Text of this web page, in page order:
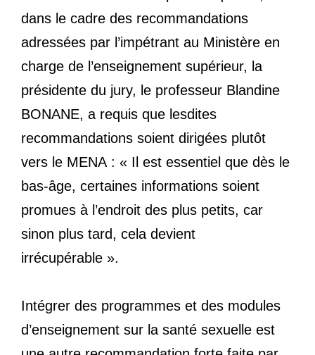
dans le cadre des recommandations
adressées par l’impétrant au Ministère en
charge de l’enseignement supérieur, la
présidente du jury, le professeur Blandine
BONANE, a requis que lesdites
recommandations soient dirigées plutôt
vers le MENA : « Il est essentiel que dès le
bas-âge, certaines informations soient
promues à l’endroit des plus petits, car
sinon plus tard, cela devient
irrécupérable ».
Intégrer des programmes et des modules
d’enseignement sur la santé sexuelle est